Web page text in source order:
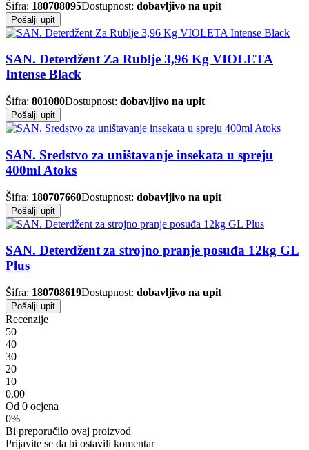
Šifra: 180708095Dostupnost: dobavljivo na upit
Pošalji upit
SAN. Deterdžent Za Rublje 3,96 Kg VIOLETA
Intense Black
Šifra: 801080Dostupnost: dobavljivo na upit
Pošalji upit
SAN. Sredstvo za uništavanje insekata u spreju
400ml Atoks
Šifra: 180707660Dostupnost: dobavljivo na upit
Pošalji upit
SAN. Deterdžent za strojno pranje posuđa 12kg GL
Plus
Šifra: 180708619Dostupnost: dobavljivo na upit
Pošalji upit
Recenzije
50
40
30
20
10
0,00
Od 0 ocjena
0%
Bi preporučilo ovaj proizvod
Prijavite se da bi ostavili komentar